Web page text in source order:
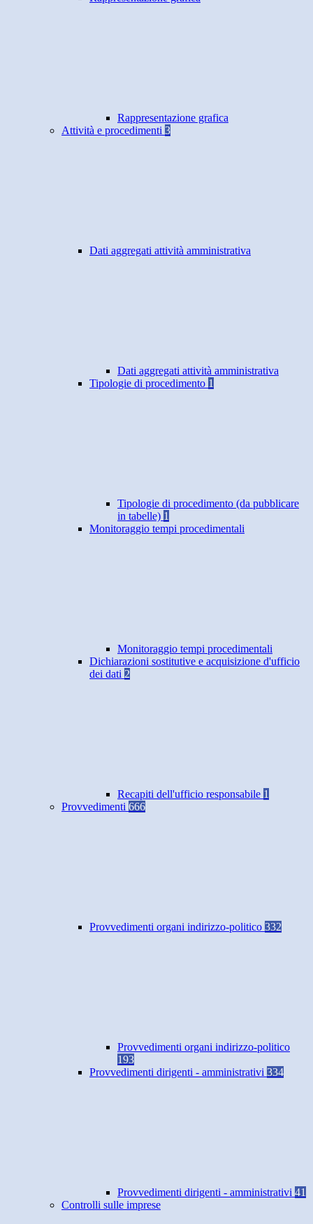
Rappresentazione grafica
Attività e procedimenti 3
Dati aggregati attività amministrativa
Dati aggregati attività amministrativa
Tipologie di procedimento 1
Tipologie di procedimento (da pubblicare
in tabelle) 1
Monitoraggio tempi procedimentali
Monitoraggio tempi procedimentali
Dichiarazioni sostitutive e acquisizione d'ufficio
dei dati 2
Recapiti dell'ufficio responsabile 1
Provvedimenti 666
Provvedimenti organi indirizzo-politico 332
Provvedimenti organi indirizzo-politico
193
Provvedimenti dirigenti - amministrativi 334
Provvedimenti dirigenti - amministrativi 41
Controlli sulle imprese